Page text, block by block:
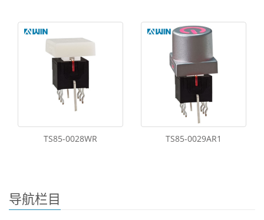
TS85-0028WR TS85-0029AR1
导航栏目